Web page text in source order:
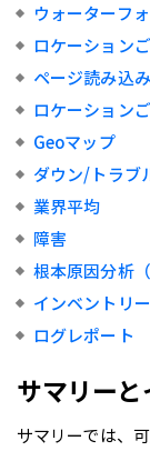
ウォーターフ
ロケーション
ページ読み込
ロケーション
Geoマップ
ダウン/トラブ
業界平均
障害
根本原因分析
インベントリー
ログレポート
サマリー
サマリーでは、